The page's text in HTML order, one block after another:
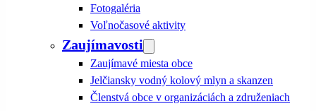
Fotogaléria
Voľnočasové aktivity
Zaujímavosti
Zaujímavé miesta obce
Jelčiansky vodný kolový mlyn a skanzen
Členstvá obce v organizáciách a združeniach